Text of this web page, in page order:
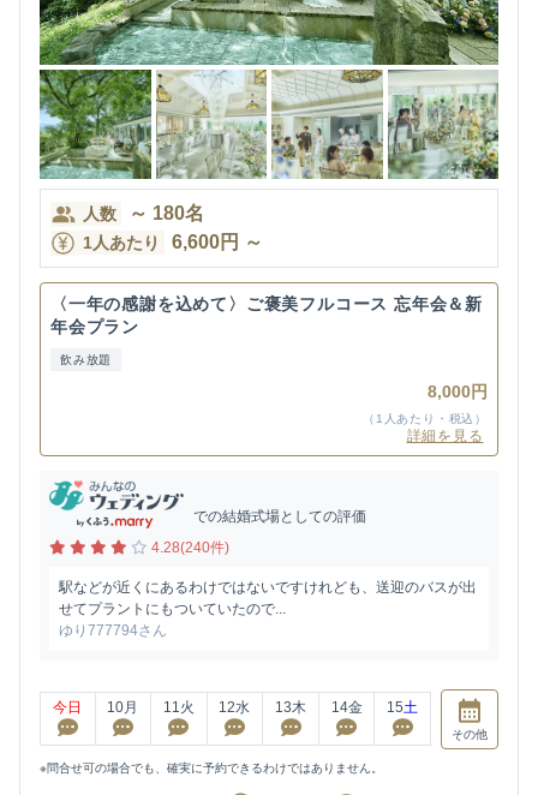
人数 ～ 180名
1人あたり 6,600円 ～
〈一年の感謝を込めて〉ご褒美フルコース 忘年会＆新
年会プラン
飲み放題
8,000円
（1人あたり・税込）
詳細を見る
での結婚式場としての評価
4.28(240件)
駅などが近くにあるわけではないですけれども、送迎のバスが出
せてプラントにもついていたので...
ゆり777794さん
今日 10月 11火 12水 13木 14金 15土
その他
※問合せ可の場合でも、確実に予約できるわけではありません。